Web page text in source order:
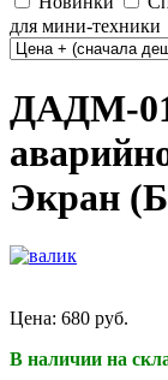
для мини-техники
ДАДМ-
Экран
Цена: 680 руб.
В наличии на